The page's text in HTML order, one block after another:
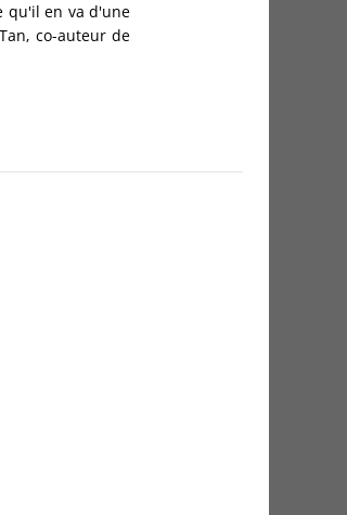
qu'il en va d'une
co-auteur de